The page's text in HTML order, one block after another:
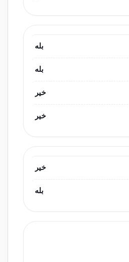
بله
بله
خیر
خیر
خیر
بله